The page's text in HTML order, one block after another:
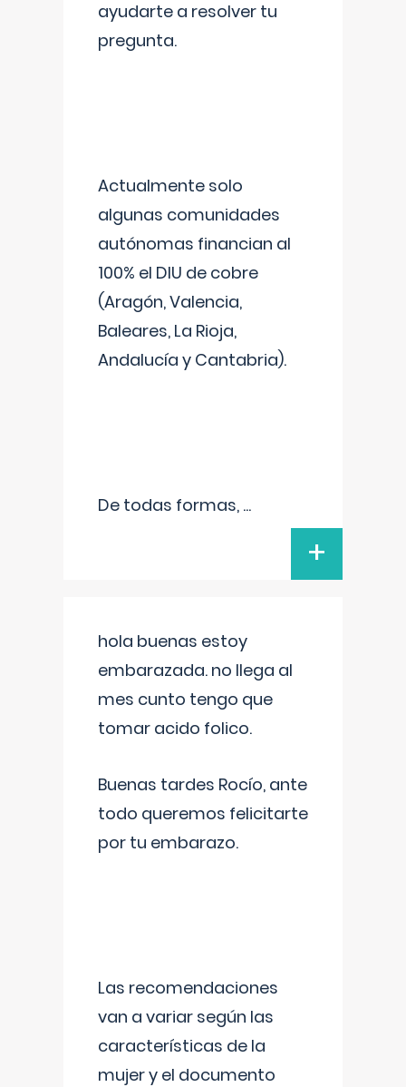
ayudarte a resolver tu
pregunta.
Actualmente solo
algunas comunidades
autónomas financian al
100% el DIU de cobre
(Aragón, Valencia,
Baleares, La Rioja,
Andalucía y Cantabria).
De todas formas, ...
+
hola buenas estoy
embarazada. no llega al
mes cunto tengo que
tomar acido folico.
Buenas tardes Rocío, ante
todo queremos felicitarte
por tu embarazo.
Las recomendaciones
van a variar según las
características de la
mujer y el documento